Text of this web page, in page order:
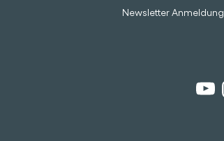
Newsletter Anmeldung